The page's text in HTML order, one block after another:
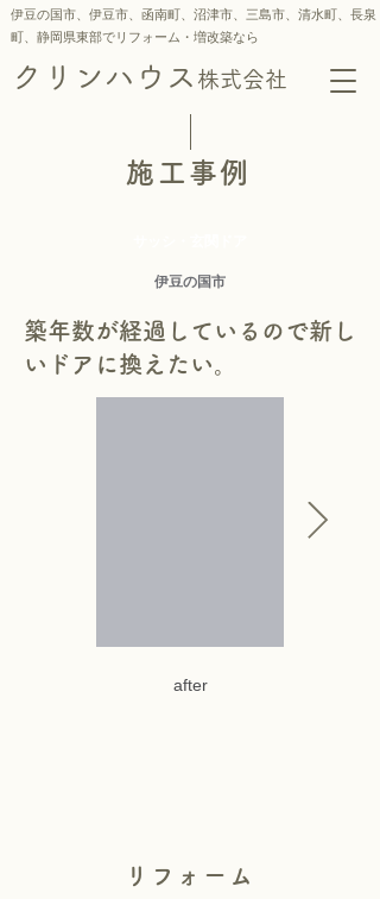
伊豆の国市、伊豆市、函南町、沼津市、三島市、 清水町、 長泉
町、静岡県東部でリフォーム・増改築なら
クリンハウス 株式会社
施工事例
伊豆の国市
築年数が経過しているので新し
いドアに換えたい。
after
リフォーム